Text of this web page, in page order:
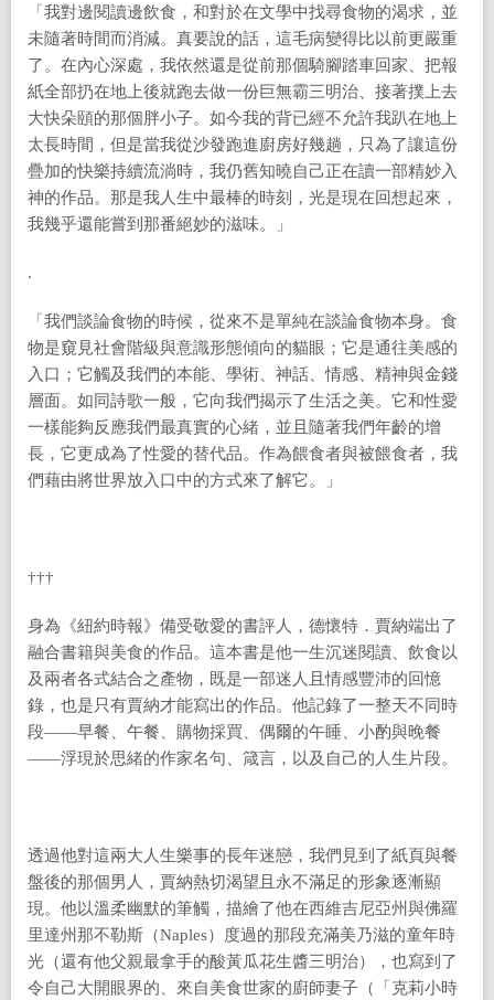
「我對邊閱讀邊飲食，和對於在文學中找尋食物的渴求，並
未隨著時間而消減。真要說的話，這毛病變得比以前更嚴重
了。在內心深處，我依然還是從前那個騎腳踏車回家、把報
紙全部扔在地上後就跑去做一份巨無霸三明治、接著撲上去
大快朵頤的那個胖小子。如今我的背已經不允許我趴在地上
太長時間，但是當我從沙發跑進廚房好幾趟，只為了讓這份
疊加的快樂持續流淌時，我仍舊知曉自己正在讀一部精妙入
神的作品。那是我人生中最棒的時刻，光是現在回想起來，
我幾乎還能嘗到那番絕妙的滋味。」
.
「我們談論食物的時候，從來不是單純在談論食物本身。食
物是窺見社會階級與意識形態傾向的貓眼；它是通往美感的
入口；它觸及我們的本能、學術、神話、情感、精神與金錢
層面。如同詩歌一般，它向我們揭示了生活之美。它和性愛
一樣能夠反應我們最真實的心緒，並且隨著我們年齡的增
長，它更成為了性愛的替代品。作為餵食者與被餵食者，我
們藉由將世界放入口中的方式來了解它。」
†††
身為《紐約時報》備受敬愛的書評人，德懷特．賈納端出了
融合書籍與美食的作品。這本書是他一生沉迷閱讀、飲食以
及兩者各式結合之產物，既是一部迷人且情感豐沛的回憶
錄，也是只有賈納才能寫出的作品。他記錄了一整天不同時
段——早餐、午餐、購物採買、偶爾的午睡、小酌與晚餐
——浮現於思緒的作家名句、箴言，以及自己的人生片段。
透過他對這兩大人生樂事的長年迷戀，我們見到了紙頁與餐
盤後的那個男人，賈納熱切渴望且永不滿足的形象逐漸顯
現。他以溫柔幽默的筆觸，描繪了他在西維吉尼亞州與佛羅
里達州那不勒斯（Naples）度過的那段充滿美乃滋的童年時
光（還有他父親最拿手的酸黃瓜花生醬三明治），也寫到了
令自己大開眼界的、來自美食世家的廚師妻子（「克莉小時